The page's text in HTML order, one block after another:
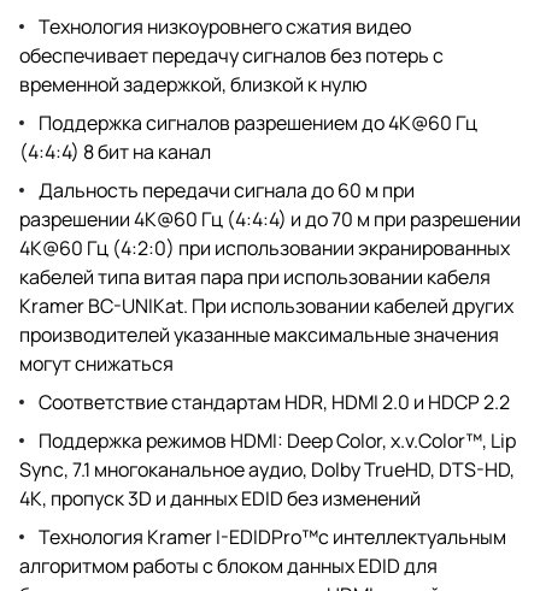
Технология низкоуровнего сжатия видео
обеспечивает передачу сигналов без потерь с
временной задержкой, близкой к нулю
Поддержка сигналов разрешением до 4K@60 Гц
(4:4:4) 8 бит на канал
Дальность передачи сигнала до 60 м при
разрешении 4K@60 Гц (4:4:4) и до 70 м при разрешении
4К@60 Гц (4:2:0) при использовании экранированных
кабелей типа витая пара при использовании кабеля
Kramer BC-UNIKat. При использовании кабелей других
производителей указанные максимальные значения
могут снижаться
Соответствие стандартам HDR, HDMI 2.0 и HDCP 2.2
Поддержка режимов HDMI: Deep Color, x.v.Color™, Lip
Sync, 7.1 многоканальное аудио, Dolby TrueHD, DTS-HD,
4K, пропуск 3D и данных EDID без изменений
Технология Kramer I-EDIDPro™с интеллектуальным
алгоритмом работы с блоком данных EDID для